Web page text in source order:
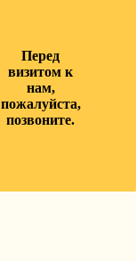
Перед
визитом к
нам,
пожалуйста,
позвоните.